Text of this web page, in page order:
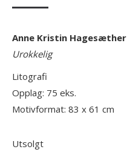
Anne Kristin Hagesæther
Urokkelig
Litografi
Opplag: 75 eks.
Motivformat: 83 x 61 cm
Utsolgt